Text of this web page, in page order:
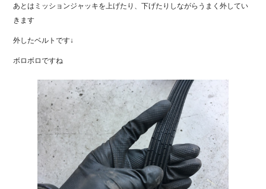
あとはミッションジャッキを上げたり、下げたりしながらうまく外してい
きます
外したベルトです↓
ボロボロですね